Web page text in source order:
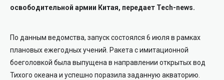
освободительной армии Китая, передает Tech-news.
По данным ведомства, запуск состоялся 6 июля в рамках
плановых ежегодных учений. Ракета с имитационной
боеголовкой была выпущена в направлении открытых вод
Тихого океана и успешно поразила заданную акваторию.